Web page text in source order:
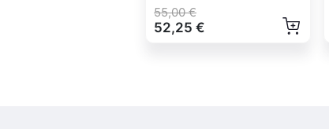
55,00 €
52,25 €